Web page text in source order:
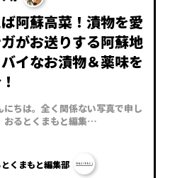
阿蘇高菜！漬物を愛
がお送りする阿蘇地
イなお漬物＆薬味を
にちは。全く関係ない写真で申し
おるとくまもと編集…
くまもと編集部